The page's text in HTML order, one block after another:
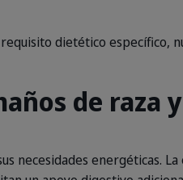
dietético específico,
de raza y
necesidades energéticas.